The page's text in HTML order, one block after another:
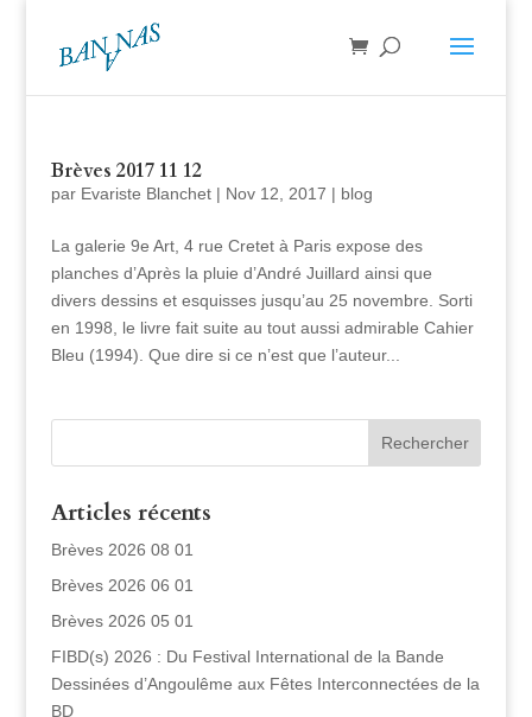
Brèves 2017 11 12
par Evariste Blanchet| Nov 12, 2017 | blog
La galerie 9e Art, 4 rue Cretet à Paris expose des
planches d’Après la pluie d’André Juillard ainsi que
divers dessins et esquisses jusqu’au 25 novembre. Sorti
en 1998, le livre fait suite au tout aussi admirable Cahier
Bleu (1994). Que dire si ce n’est que l’auteur...
Articles récents
Brèves 2026 08 01
Brèves 2026 06 01
Brèves 2026 05 01
FIBD(s) 2026 : Du Festival International de la Bande
Dessinées d’Angoulême aux Fêtes Interconnectées de la
BD